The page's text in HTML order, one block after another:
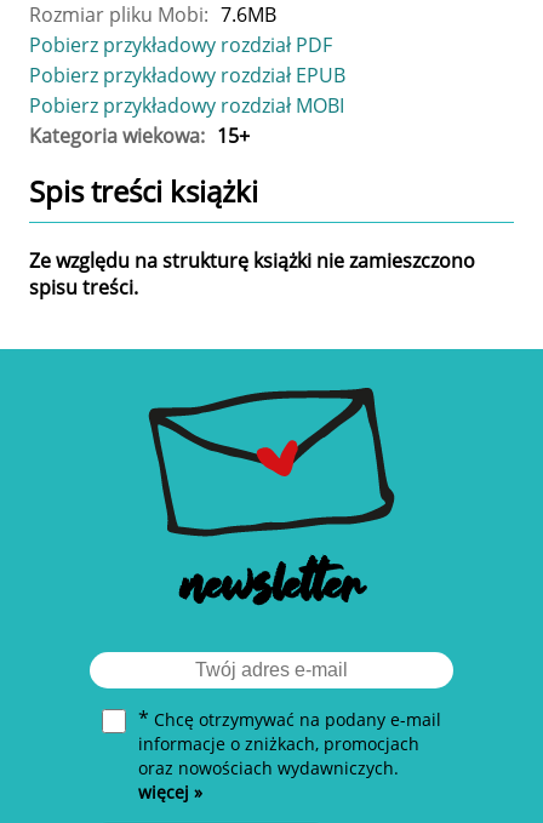
Rozmiar pliku Mobi: 7.6MB
Pobierz przykładowy rozdział PDF
Pobierz przykładowy rozdział EPUB
Pobierz przykładowy rozdział MOBI
Kategoria wiekowa: 15+
Spis treści książki
Ze względu na strukturę książki nie zamieszczono
spisu treści.
newsletter
* Chcę otrzymywać na podany e-mail
informacje o zniżkach, promocjach
oraz nowościach wydawniczych.
więcej »